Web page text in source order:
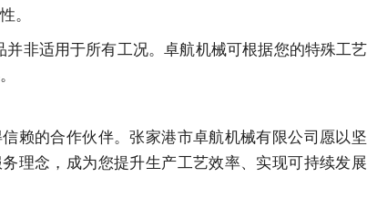
。
非适用于所有工况。卓航机械可根据您的特殊工艺
。
赖的合作伙伴。张家港市卓航机械有限公司愿以
理念，成为您提升生产工艺效率、实现可持续发